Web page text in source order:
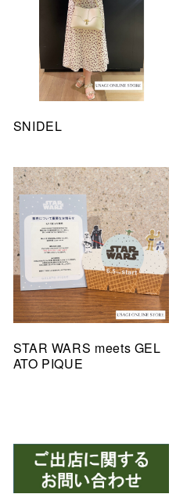
SNIDEL
STAR WARS meets GEL
ATO PIQUE